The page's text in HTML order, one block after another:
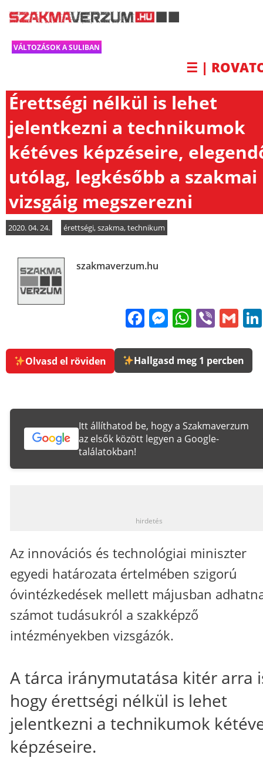
VÁLTOZÁSOK A SULIBAN
☰ |
Érettségi nélkül is lehet
jelentkezni a technikumok
kétéves képzéseire,
utólag, legkésőbb a szakmai
vizsgáig megszerezni
2020. 04. 24. érettségi,szakma,technikum
szakmaverzum.hu
FacebookViber
Olvasd el röviden Hallgasd meg 1 percben
Itt állíthatod be, hogy a Szakmaverzum
az elsők között legyen a Google-
találatokban!
hirdetés
Az innovációs és technológiai miniszter
egyedi határozata értelmében szigorú
óvintézkedések mellett májusban
számot tudásukról a szakképző
intézményekben vizsgázók.
A tárca iránymutatása kitér arra
hogy érettségi nélkül is lehet
jelentkezni a technikumok
képzéseire.